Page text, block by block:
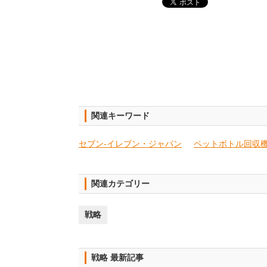
関連キーワード
セブン‐イレブン・ジャパン ペットボトル回収
関連カテゴリー
戦略
戦略 最新記事